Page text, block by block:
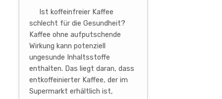
Ist koffeinfreier Kaffee
schlecht für die Gesundheit?
Kaffee ohne aufputschende
Wirkung kann potenziell
ungesunde Inhaltsstoffe
enthalten. Das liegt daran, dass
entkoffeinierter Kaffee, der im
Supermarkt erhältlich ist,